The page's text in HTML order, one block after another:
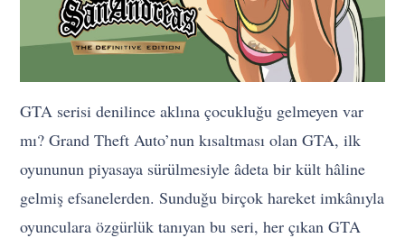
GTA serisi denilince aklına çocukluğu gelmeyen var
mı? Grand Theft Auto’nun kısaltması olan GTA, ilk
oyununun piyasaya sürülmesiyle âdeta bir kült hâline
gelmiş efsanelerden. Sunduğu birçok hareket imkânıyla
oyunculara özgürlük tanıyan bu seri, her çıkan GTA